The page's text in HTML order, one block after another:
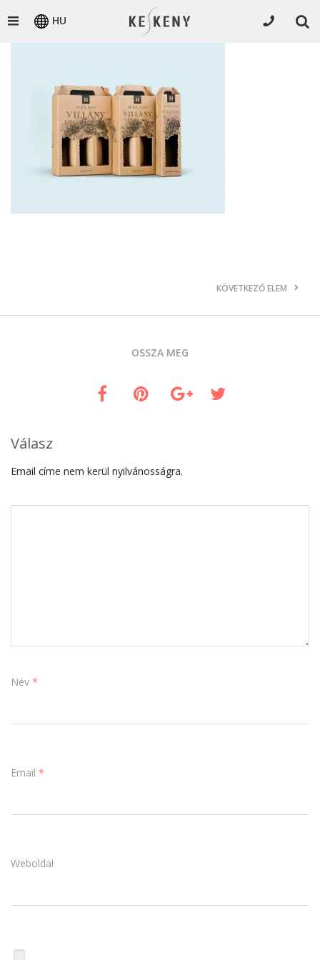
HU
KÖVETKEZŐ ELEM
OSSZA MEG
Válasz
Email címe nem kerül nyilvánosságra.
Név *
Email *
Weboldal